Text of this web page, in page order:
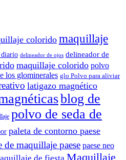
coloridomaquillaje
delineador de ojos delineador de
maquillaje colorido polvo
los glominerales glo Polvo para aliviar
latigazo magnético
blog de
polvo de seda de
paleta de contorno paese
de maquillaje paese paese neo
Maquillaje